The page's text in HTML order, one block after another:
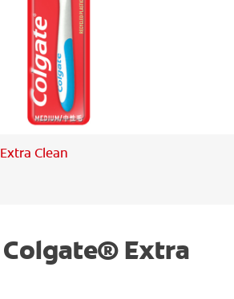
PENILAIAN KESIHATAN MULUT
Clean
Colgate® Extra